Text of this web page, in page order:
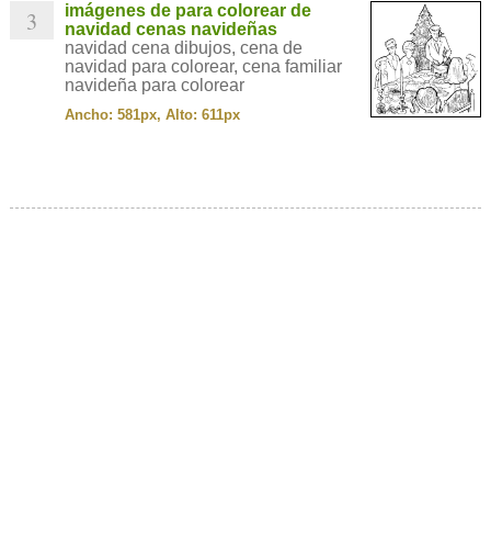
3
imágenes de para colorear de
navidad cenas navideñas
navidad cena dibujos, cena de
navidad para colorear, cena familiar
navideña para colorear
Ancho: 581px, Alto: 611px